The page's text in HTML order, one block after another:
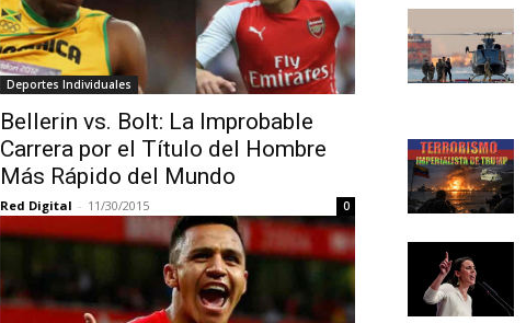
Deportes Individuales
Bellerin vs. Bolt: La Improbable
Carrera por el Título del Hombre
Más Rápido del Mundo
Red Digital - 11/30/2015 0